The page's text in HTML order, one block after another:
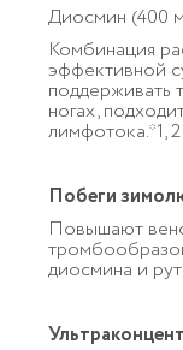
Диосмин (400
Комбинация
эффективной
поддерживать
ногах,
лимфотока.*1, 2
Побеги
Повышают
диосмина и